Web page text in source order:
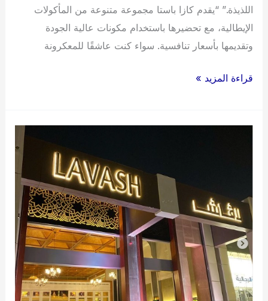
اللذيذة.” “يقدم كازا باستا مجموعة متنوعة من المأكولات
الإيطالية، مع تحضيرها باستخدام مكونات عالية الجودة
وتقديمها بأسعار تنافسية. سواء كنت عاشقًا للمعكرونة
أسعار
وعناوين
الفروع
قراءة المزيد »